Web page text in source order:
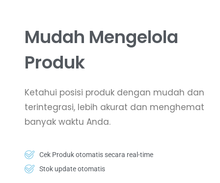
Mudah Mengelola
Produk
Ketahui posisi produk dengan mudah dan
terintegrasi, lebih akurat dan menghemat
banyak waktu Anda.
Cek Produk otomatis secara real-time
Stok update otomatis